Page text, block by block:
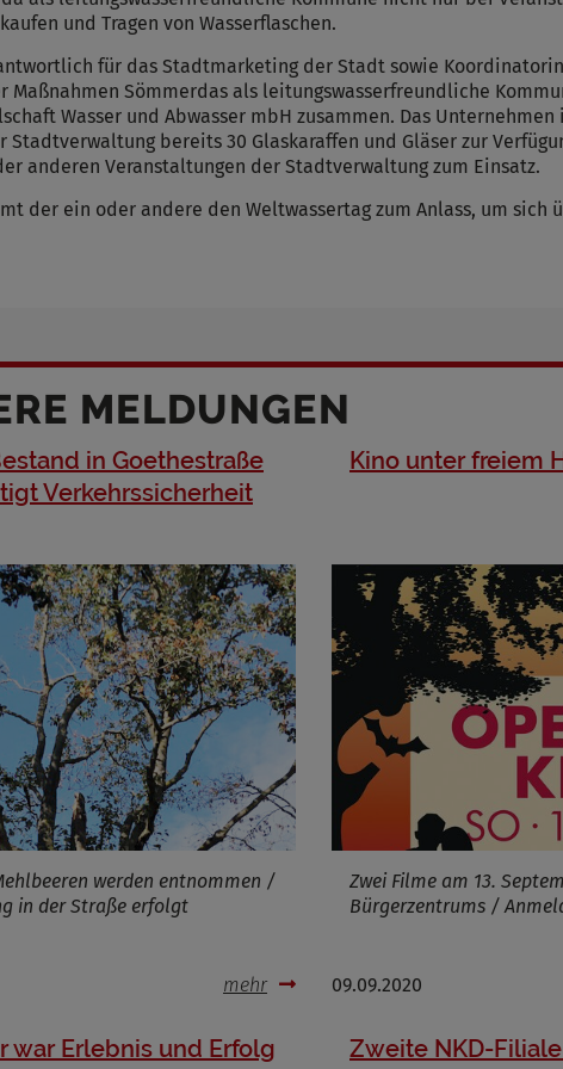
und Tragen von Wasserflaschen.
für das Stadtmarketing der Stadt sowie
Maßnahmen Sömmerdas als leitungswasserfreundliche
Wasser und Abwasser mbH zusammen. Das
bereits 30 Glaskaraffen und Gläser zur
anderen Veranstaltungen der Stadtverwaltung zum Einsatz.
der ein oder andere den Weltwassertag zum Anlass, um sich
MELDUNGEN
in Goethestraße
Verkehrssicherheit
werden entnommen /
in der Straße erfolgt
mehr
Kino unter freiem
Zwei Filme am 13.
Bürgerzentrums /
09.09.2020
war Erlebnis und Erfolg
Zweite NKD-
Anbieter
Zweck
Cookie Name
Cookie Laufzeit